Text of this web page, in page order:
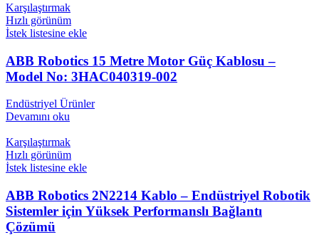
Karşılaştırmak
Hızlı görünüm
İstek listesine ekle
ABB Robotics 15 Metre Motor Güç Kablosu –
Model No: 3HAC040319-002
Endüstriyel Ürünler
Devamını oku
Karşılaştırmak
Hızlı görünüm
İstek listesine ekle
ABB Robotics 2N2214 Kablo – Endüstriyel Robotik
Sistemler için Yüksek Performanslı Bağlantı
Çözümü